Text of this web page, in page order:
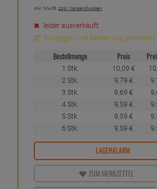
inkl. MwSt. zzgl. Versandkosten
leider ausverkauft
Einloggen und Bewertung schreiben
Bestellmenge Preis
1 Stk. 10,09 € 10,
2 Stk.
9,79 € 9,
3 Stk.
9,69 € 9,
4 Stk.
9,59 € 9,
5 Stk.
9,59 € 9,
6 Stk.
9,59 € 9,
LAGERALARM
ZUM MERKZETTEL